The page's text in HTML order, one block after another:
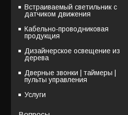
Встраиваемый светильник с
датчиком движения
Кабельно-проводниковая
продукция
Дизайнерское освещение из
дерева
Дверные звонки | таймеры |
пульты управления
Услуги